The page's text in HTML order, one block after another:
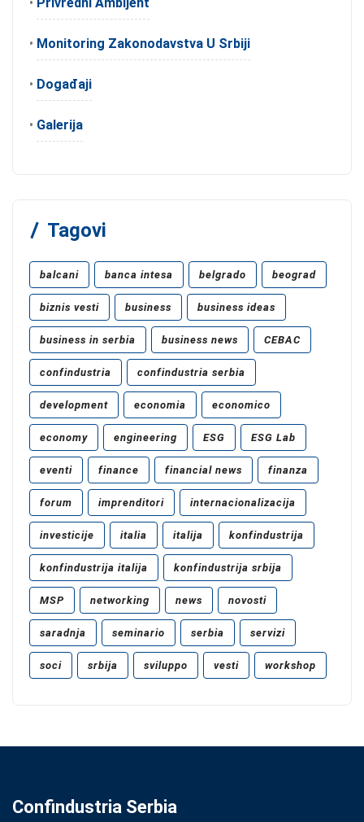
• Monitoring Zakonodavstva U Srbiji
• Događaji
• Galerija
Tagovi
balcani banca intesa belgrado beograd
biznis vesti business business ideas
business in serbia business news CEBAC
confindustria confindustria serbia
development economia economico
economy engineering ESG ESG Lab
eventi finance financial news finanza
forum imprenditori internacionalizacija
investicije italia italija konfindustrija
konfindustrija italija konfindustrija srbija
MSP networking news novosti
saradnja seminario serbia servizi
soci srbija sviluppo vesti workshop
Confindustria Serbia